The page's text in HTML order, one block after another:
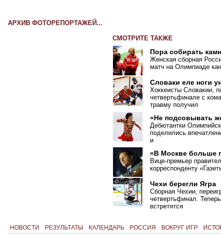
АРХИВ ФОТОРЕПОРТАЖЕЙ...
СМОТРИТЕ ТАКЖЕ
Пора собирать
Женская сборная
матч на Олимпиаде
Словаки еле ноги
Хоккеисты Словакии,
четвертьфинале с
травму получил
«Не подсовывать
Дебютантки
поделились
и
«В Москве больше
Вице-премьер
корреспонденту
Чехи берегли Ягра
Сборная Чехии,
четвертьфинал.
встретятся
НОВОСТИ РЕЗУЛЬТАТЫ КАЛЕНДАРЬ РОССИЯ ВОКРУГ ИГР